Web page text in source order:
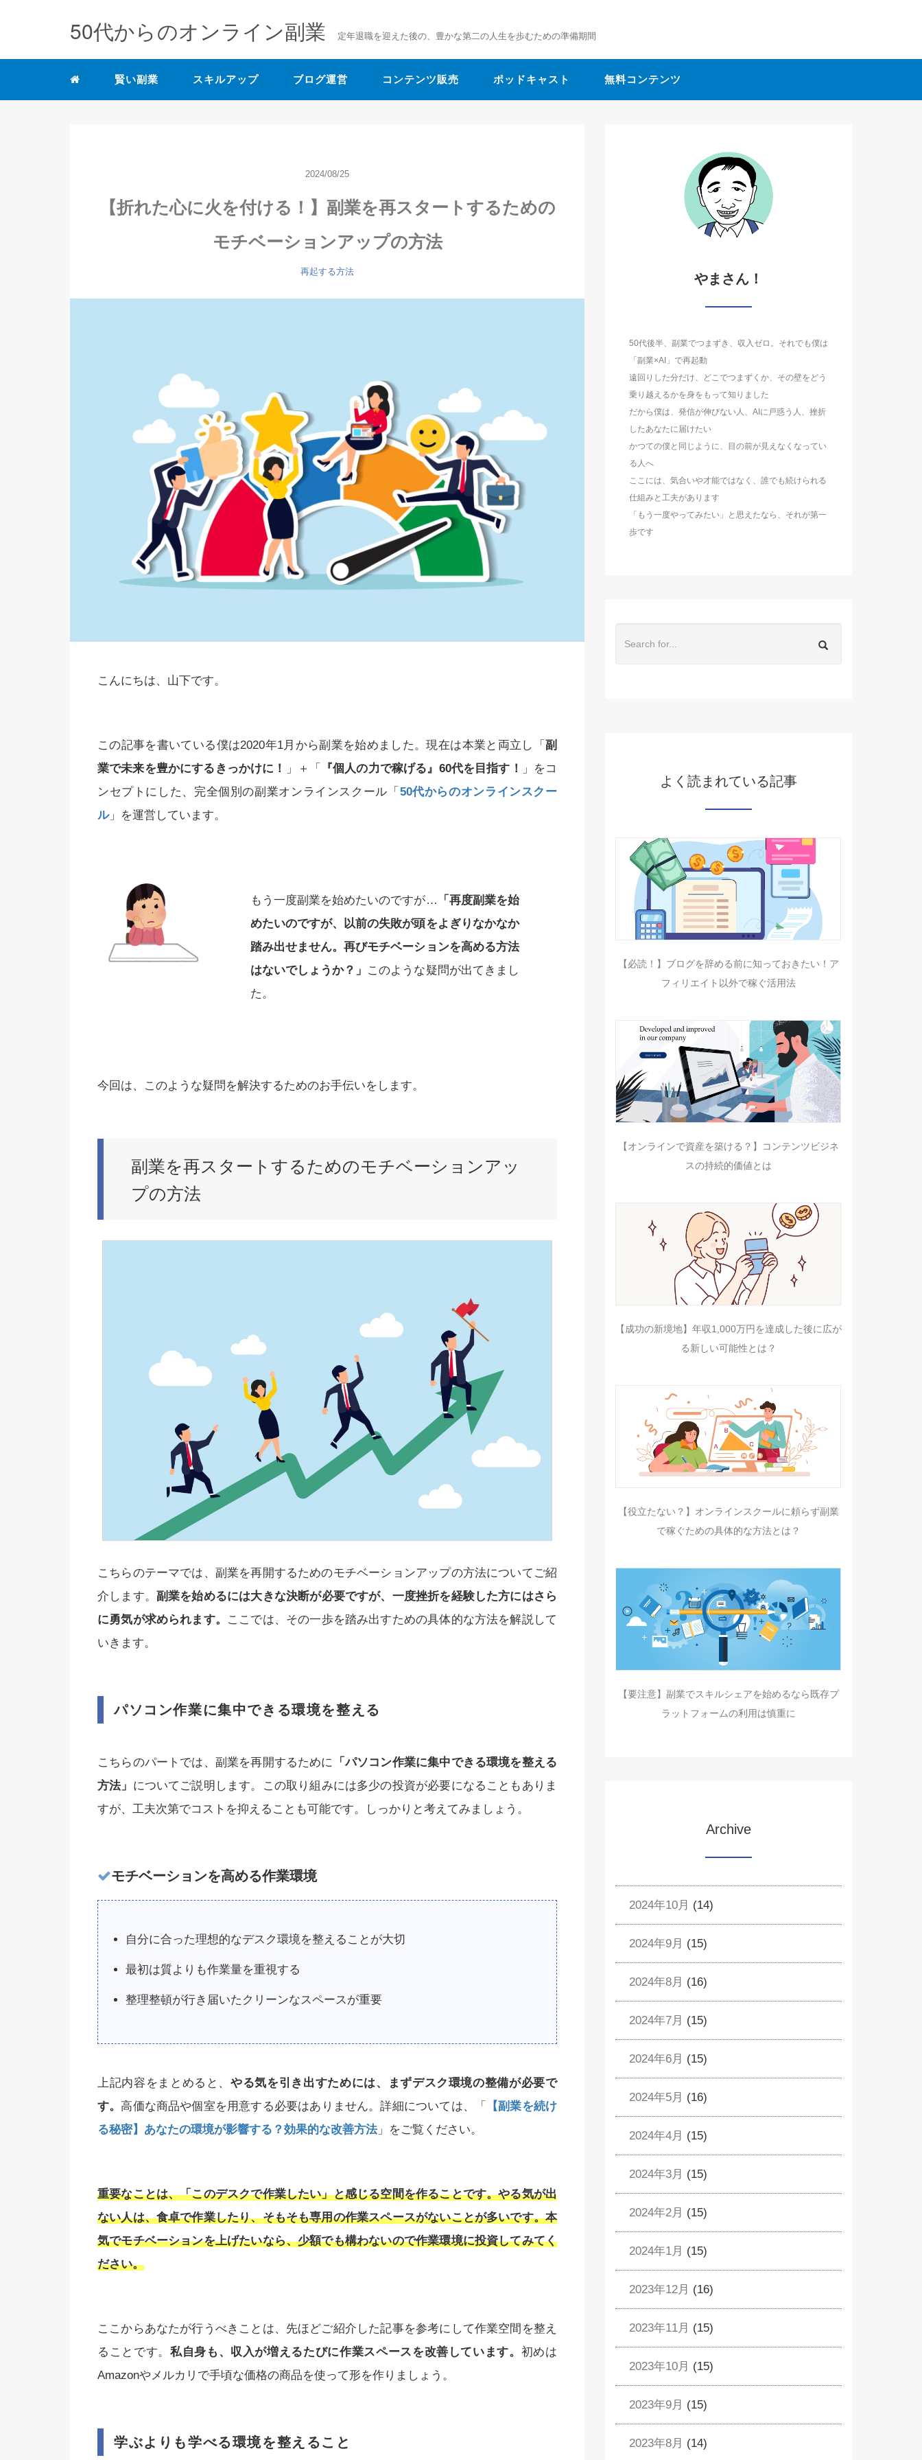
50代からのオンライン副業 定年退職を迎えた後の、豊かな第二の人生を歩むための準備期間
賢い副業 スキルアップ ブログ運営 コンテンツ販売 ポッドキャスト 無料コンテンツ
2024/08/25
【折れた心に火を付ける！】副業を再スタートするための
モチベーションアップの方法
再起する方法
こんにちは、山下です。
この記事を書いている僕は2020年1月から副業を始めました。現在は本業と両立し「 副
業で未来を豊かにするきっかけに！
」＋「 『個人の力で稼げる』60代を目指す！
」をコ
ンセプトにした、完全個別の副業オンラインスクール「 50代からのオンラインスクー
ル」を運営しています。
もう一度副業を始めたいのですが… 「再度副業を始
めたいのですが、以前の失敗が頭をよぎりなかなか
踏み出せません。再びモチベーションを高める方法
はないでしょうか？」 このような疑問が出てきまし
た。
今回は、このような疑問を解決するためのお手伝いをします。
副業を再スタートするためのモチベーションアッ
プの方法
こちらのテーマでは、副業を再開するためのモチベーションアップの方法についてご紹
介します。 副業を始めるには大きな決断が必要ですが、一度挫折を経験した方にはさら
に勇気が求められます。
ここでは、その一歩を踏み出すための具体的な方法を解説して
いきます。
パソコン作業に集中できる環境を整える
こちらのパートでは、副業を再開するために 「パソコン作業に集中できる環境を整える
方法」 についてご説明します。この取り組みには多少の投資が必要になることもありま
すが、工夫次第でコストを抑えることも可能です。しっかりと考えてみましょう。
モチベーションを高める作業環境
自分に合った理想的なデスク環境を整えることが大切
最初は質よりも作業量を重視する
整理整頓が行き届いたクリーンなスペースが重要
上記内容をまとめると、やる気を引き出すためには、まずデスク環境の整備が必要で
す。 高価な商品や個室を用意する必要はありません。詳細については、「
【副業を続け
る秘密】あなたの環境が影響する？効果的な改善方法 」をご覧ください。
重要なことは、「このデスクで作業したい」と感じる空間を作ることです。やる気が出
ない人は、食卓で作業したり、そもそも専用の作業スペースがないことが多いです。本
気でモチベーションを上げたいなら、少額でも構わないので作業環境に投資してみてく
ださい。
ここからあなたが行うべきことは、先ほどご紹介した記事を参考にして作業空間を整え
ることです。 私自身も、収入が増えるたびに作業スペースを改善しています。 初めは
Amazonやメルカリで手頃な価格の商品を使って形を作りましょう。
学ぶよりも学べる環境を整えること
やまさん！
50代後半、副業でつまずき、収入ゼロ。それでも僕は
「副業×AI」で再起動
遠回りした分だけ、どこでつまずくか、その壁をどう
乗り越えるかを身をもって知りました
だから僕は、発信が伸びない人、AIに戸惑う人、挫折
したあなたに届けたい
かつての僕と同じように、目の前が見えなくなってい
る人へ
ここには、気合いや才能ではなく、誰でも続けられる
仕組みと工夫があります
「もう一度やってみたい」と思えたなら、それが第一
歩です
よく読まれている記事
【必読！】ブログを辞める前に知っておきたい！ア
フィリエイト以外で稼ぐ活用法
【オンラインで資産を築ける？】コンテンツビジネ
スの持続的価値とは
【成功の新境地】年収1,000万円を達成した後に広が
る新しい可能性とは？
【役立たない？】オンラインスクールに頼らず副業
で稼ぐための具体的な方法とは？
【要注意】副業でスキルシェアを始めるなら既存プ
ラットフォームの利用は慎重に
Archive
2024年10月 (14)
2024年9月 (15)
2024年8月 (16)
2024年7月 (15)
2024年6月 (15)
2024年5月 (16)
2024年4月 (15)
2024年3月 (15)
2024年2月 (15)
2024年1月 (15)
2023年12月 (16)
2023年11月 (15)
2023年10月 (15)
2023年9月 (15)
2023年8月 (14)